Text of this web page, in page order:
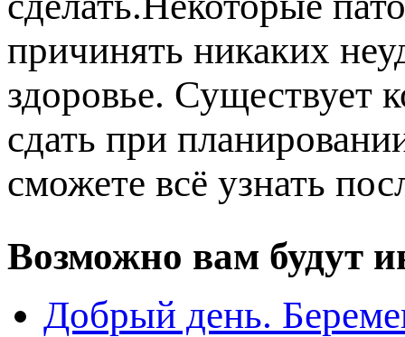
ричинять никаких
здоровье. Существует
сдать при
сможете всё узнать
озможно вам будут
Добрый день.